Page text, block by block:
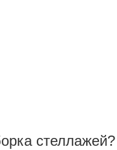
стеллажей?